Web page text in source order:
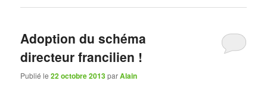
Adoption du schéma
directeur francilien !
Publié le22 octobre 2013parAlain